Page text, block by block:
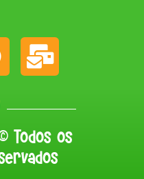
Todos os